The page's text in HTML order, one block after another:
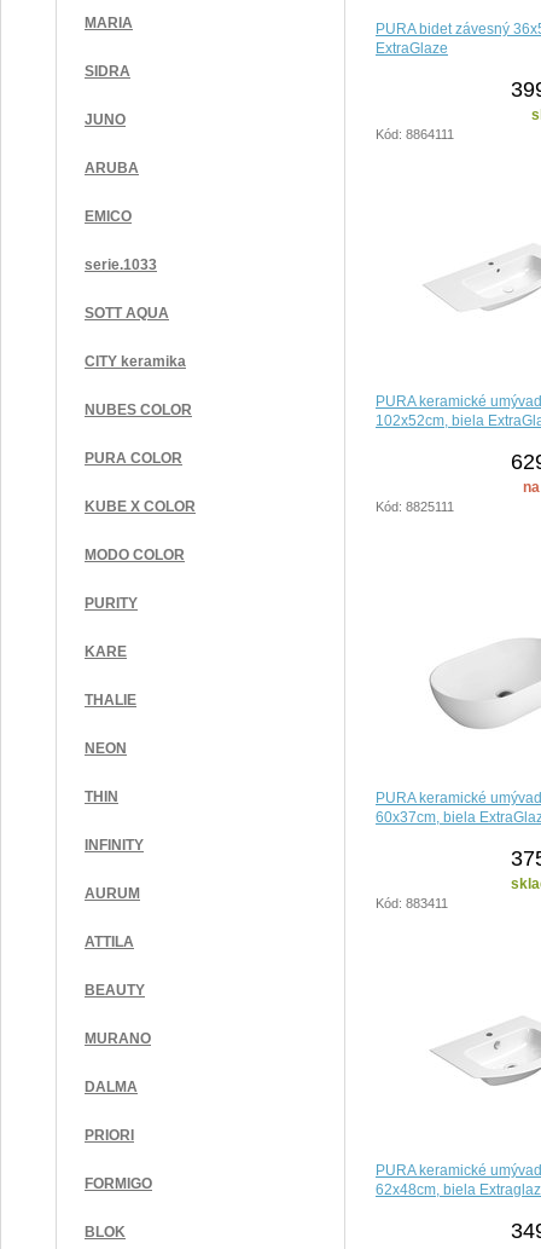
MARIA
SIDRA
JUNO
ARUBA
EMICO
serie.1033
SOTT AQUA
CITY keramika
NUBES COLOR
PURA COLOR
KUBE X COLOR
MODO COLOR
PURITY
KARE
THALIE
NEON
THIN
INFINITY
AURUM
ATTILA
BEAUTY
MURANO
DALMA
PRIORI
FORMIGO
BLOK
PURA bidet závesný
ExtraGlaze
Kód: 8864111
PURA keramické
102x52cm, biela
Kód: 8825111
PURA keramické
60x37cm, biela
Kód: 883411
PURA keramické
62x48cm, biela